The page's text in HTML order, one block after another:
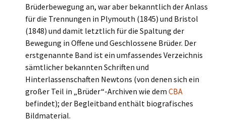
Brüderbewegung an, war aber bekanntlich der Anlass
für die Trennungen in Plymouth (1845) und Bristol
(1848) und damit letztlich für die Spaltung der
Bewegung in Offene und Geschlossene Brüder. Der
erstgenannte Band ist ein umfassendes Verzeichnis
sämtlicher bekannten Schriften und
Hinterlassenschaften Newtons (von denen sich ein
großer Teil in „Brüder“-Archiven wie dem CBA
befindet); der Begleitband enthält biografisches
Bildmaterial.